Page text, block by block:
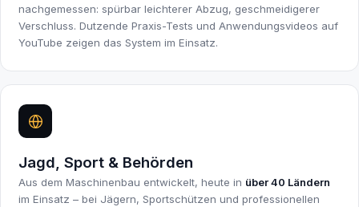
nachgemessen: spürbar leichterer Abzug, geschmeidigerer
Verschluss. Dutzende Praxis-Tests und Anwendungsvideos auf
YouTube zeigen das System im Einsatz.
Jagd, Sport & Behörden
Aus dem Maschinenbau entwickelt, heute in über 40 Ländern
im Einsatz – bei Jägern, Sportschützen und professionellen